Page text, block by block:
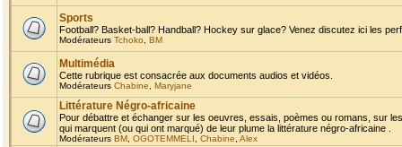
Sports
Football? Basket-ball? Handball? Hockey sur glace? Venez discutez ici les
Modérateurs Tchoko BM
Multimédia
Cette rubrique est consacrée aux documents audios et vidéos.
Modérateurs Chabine Maryjane
Littérature Négro-africaine
Pour débattre et échanger sur les oeuvres, essais, poèmes ou romans, sur
qui marquent (ou qui ont marqué) de leur plume la littérature négro-africaine .
Modérateurs BM OGOTEMMELI Chabine Alex